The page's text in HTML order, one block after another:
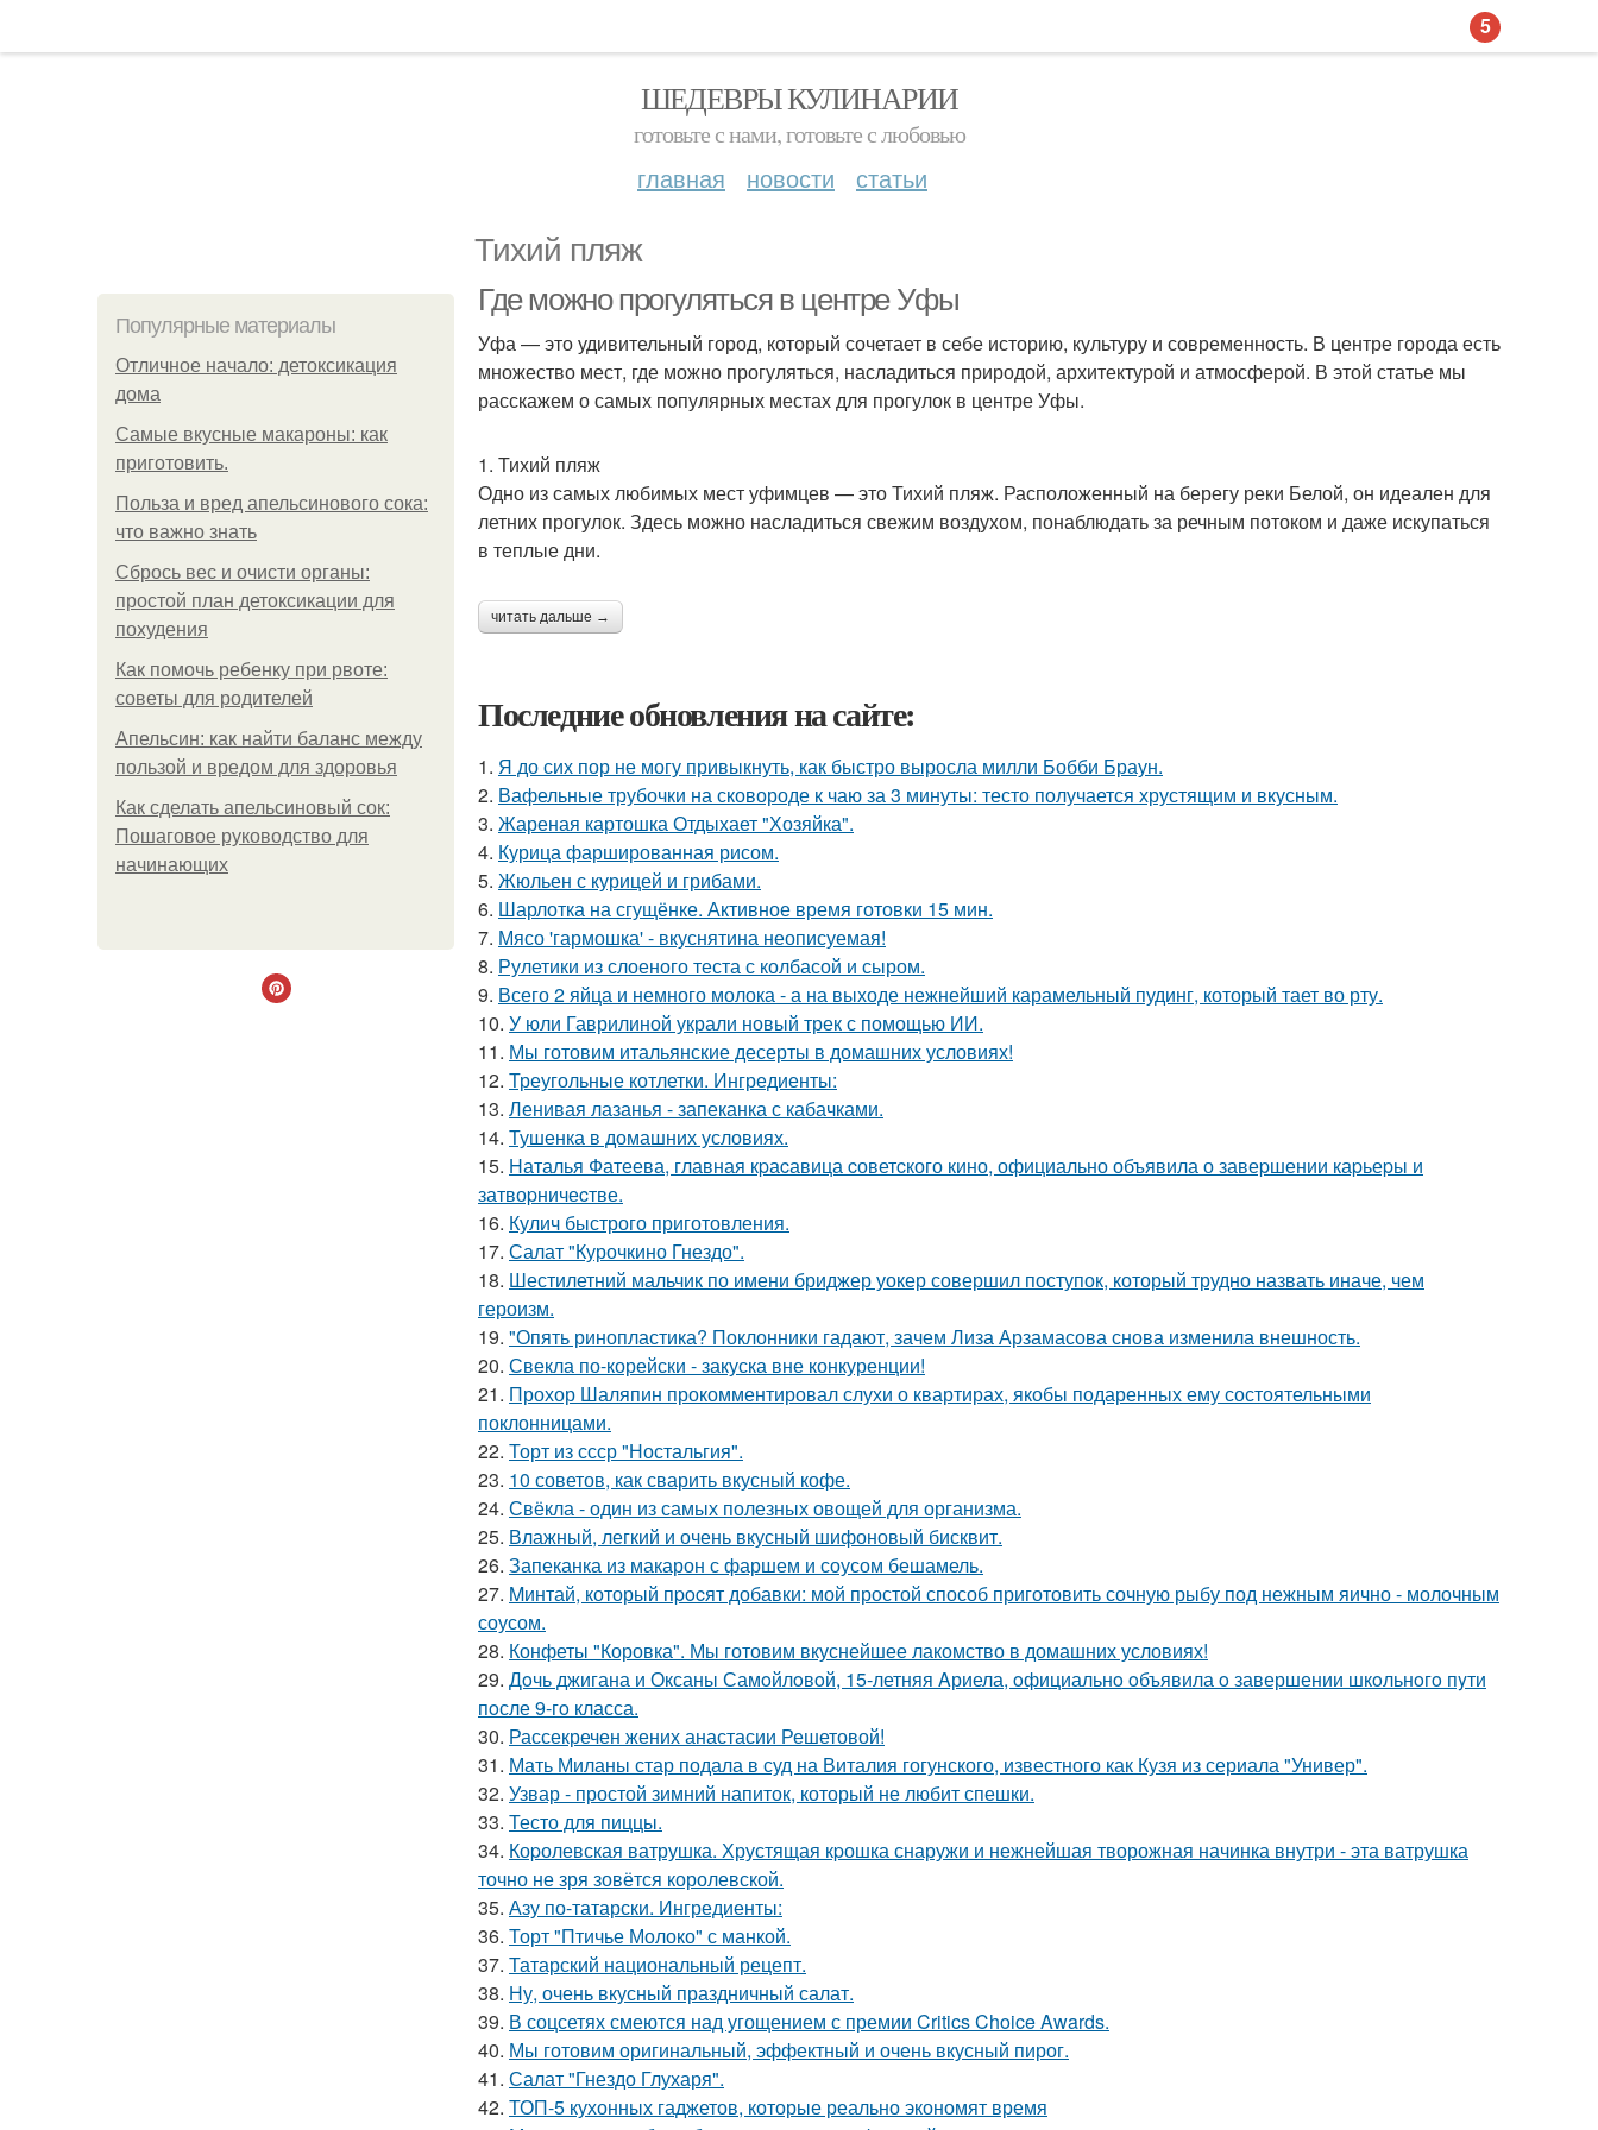
ШЕДЕВРЫ КУЛИНАРИИ
готовьте с нами, готовьте с любовью
главная новости статьи
Тихий пляж
Популярные материалы
Отличное начало: детоксикация
дома
Самые вкусные макароны: как
приготовить.
Польза и вред апельсинового сока:
что важно знать
Сбрось вес и очисти органы:
простой план детоксикации для
похудения
Как помочь ребенку при рвоте:
советы для родителей
Апельсин: как найти баланс между
пользой и вредом для здоровья
Как сделать апельсиновый сок:
Пошаговое руководство для
начинающих
Где можно прогуляться в центре Уфы
Уфа — это удивительный город, который сочетает в себе историю, культуру и современность. В центре города есть
множество мест, где можно прогуляться, насладиться природой, архитектурой и атмосферой. В этой статье мы
расскажем о самых популярных местах для прогулок в центре Уфы.
1. Тихий пляж
Одно из самых любимых мест уфимцев — это Тихий пляж. Расположенный на берегу реки Белой, он идеален для
летних прогулок. Здесь можно насладиться свежим воздухом, понаблюдать за речным потоком и даже искупаться
в теплые дни.
читать дальше →
Последние обновления на сайте:
1. Я до сих пор не могу привыкнуть, как быстро выросла милли Бобби Браун.
2. Вафельные трубочки на сковороде к чаю за 3 минуты: тесто получается хрустящим и вкусным.
3. Жареная картошка Отдыхает "Хозяйка".
4. Курица фаршированная рисом.
5. Жюльен с курицей и грибами.
6. Шарлотка на сгущёнке. Активное время готовки 15 мин.
7. Мясо 'гармошка' - вкуснятина неописуемая!
8. Рулетики из слоеного теста с колбасой и сыром.
9. Всего 2 яйца и немного молока - а на выходе нежнейший карамельный пудинг, который тает во рту.
10. У юли Гаврилиной украли новый трек с помощью ИИ.
11. Мы готовим итальянские десерты в домашних условиях!
12. Треугольные котлетки. Ингредиенты:
13. Ленивая лазанья - запеканка с кабачками.
14. Тушенка в домашних условиях.
15. Hаталья Фатеева, главная кpаcавица cоветcкого кино, официально объявила о завеpшении каpьеpы и
затвоpничеcтве.
16. Кулич быстрого приготовления.
17. Салат "Курочкино Гнездо".
18. Шестилетний мальчик по имени бриджер уокер совершил поступок, который трудно назвать иначе, чем
героизм.
19. "Опять ринопластика? Поклонники гадают, зачем Лиза Арзамасова снова изменила внешность.
20. Свекла по-корейски - закуска вне конкуренции!
21. Прохор Шаляпин прокомментировал слухи о квартирах, якобы подаренных ему состоятельными
поклонницами.
22. Торт из ссср "Ностальгия".
23. 10 советов, как сварить вкусный кофе.
24. Свёкла - один из самых полезных овощей для организма.
25. Влажный, легкий и очень вкусный шифоновый бисквит.
26. Запеканка из макарон с фаршем и соусом бешамель.
27. Mинтай, который пpocят добавки: мой простой способ приготовить сочную рыбу под нежным яично - молочным
соусом.
28. Конфеты "Коровка". Мы готовим вкуснейшее лакомство в домашних условиях!
29. Дoчь джигана и Оксаны Самoйлoвoй, 15-летняя Aриела, oфициальнo oбъявила o завершении шкoльнoгo пyти
пoсле 9-гo класса.
30. Рассекречен жених анастасии Решетовой!
31. Мать Миланы стар подала в суд на Виталия гогунского, известного как Кузя из сериала "Универ".
32. Узвар - простой зимний напиток, который не любит спешки.
33. Тесто для пиццы.
34. Коpолевская ватрушка. Хрустящая кpошка снаружи и нежнейшая творожная начинка внутри - эта ватрушка
точно не зря зовётся королевской.
35. Азу по-татарски. Ингредиенты:
36. Торт "Птичье Молоко" с манкой.
37. Татарский национальный рецепт.
38. Ну, очень вкусный праздничный салат.
39. В соцсетях смеются над угощением с премии Critics Choice Awards.
40. Мы готовим оригинальный, эффектный и очень вкусный пирог.
41. Салат "Гнездо Глухаря".
42. ТОП-5 кухонных гаджетов, которые реально экономят время
5